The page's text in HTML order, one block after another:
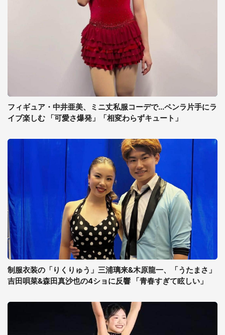
フィギュア・中井亜美、ミニ丈私服コーデで...ペンラ片手にラ
イブ楽しむ 「可愛さ爆発」「相変わらずキュート」
制服衣装の「りくりゅう」三浦璃来&木原龍一、「うたまさ」
吉田唄菜&森田真沙也の4ショに反響 「青春すぎて眩しい」